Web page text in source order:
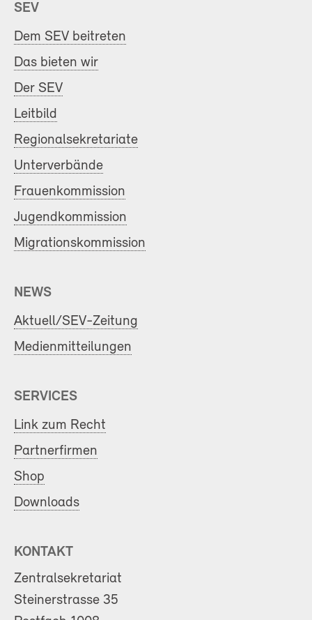
SEV
Dem SEV beitreten
Das bieten wir
Der SEV
Leitbild
Regionalsekretariate
Unterverbände
Frauenkommission
Jugendkommission
Migrationskommission
NEWS
Aktuell/SEV-Zeitung
Medienmitteilungen
SERVICES
Link zum Recht
Partnerfirmen
Shop
Downloads
KONTAKT
Zentralsekretariat
Steinerstrasse 35